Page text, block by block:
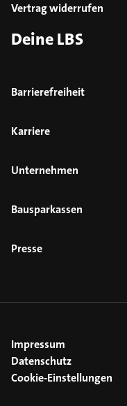
Vertrag widerrufen
Deine LBS
Barrierefreiheit
Karriere
Unternehmen
Bausparkassen
Presse
Impressum
Datenschutz
Cookie-Einstellungen